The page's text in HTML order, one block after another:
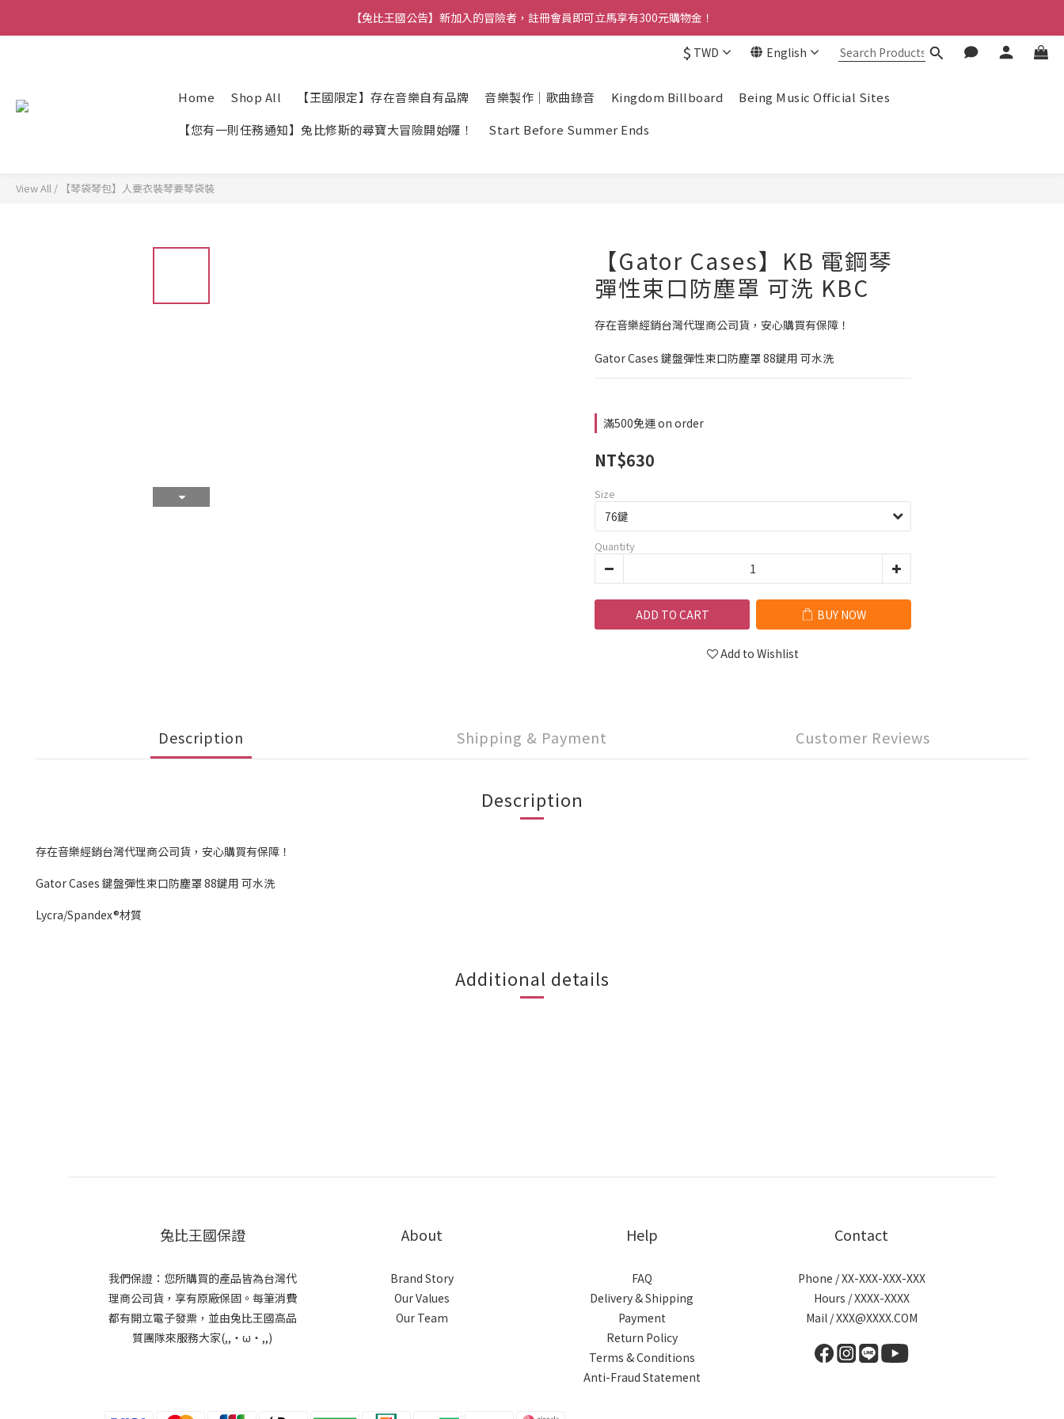
【兔比王國公告】新加入的冒險者，註冊會員即可立馬享有300元購物金！
【兔比王國公告】新加入的冒險者，註冊會員即可立馬享有300元購物金！
【兔比王國公告】新加入的冒險者，註冊會員即可立馬享有300元購物金！
$ TWD English
Home Shop All 【王國限定】存在音樂自有品牌 音樂製作｜歌曲錄音 Kingdom Billboard
Being Music Official Sites
【您有一則任務通知】兔比修斯的尋寶大冒險開始囉！
Start Before Summer Ends
View All / 【琴袋琴包】人要衣裝琴要琴袋裝
【Gator Cases】KB 電鋼琴
彈性束口防塵罩 可洗 KBC
存在音樂經銷台灣代理商公司貨，安心購買有保障！
Gator Cases 鍵盤彈性束口防塵罩 88鍵用 可水洗
滿500免運 on order
NT$630
Size
Quantity
ADD TO CART BUY NOW
Add to Wishlist
Description Shipping & Payment Customer Reviews
Description
存在音樂經銷台灣代理商公司貨，安心購買有保障！
Gator Cases 鍵盤彈性束口防塵罩 88鍵用 可水洗
Lycra/Spandex®材質
Additional details
兔比王國保證
我們保證：您所購買的產品皆為台灣代
理商公司貨，享有原廠保固。每筆消費
都有開立電子發票，並由兔比王國高品
質團隊來服務大家(,,・ω・,,)
About
Brand Story
Our Values
Our Team
Help
FAQ
Delivery & Shipping
Payment
Return Policy
Terms & Conditions
Anti-Fraud Statement
Contact
Phone / XX-XXX-XXX-XXX
Hours / XXXX-XXXX
Mail / XXX@XXXX.COM